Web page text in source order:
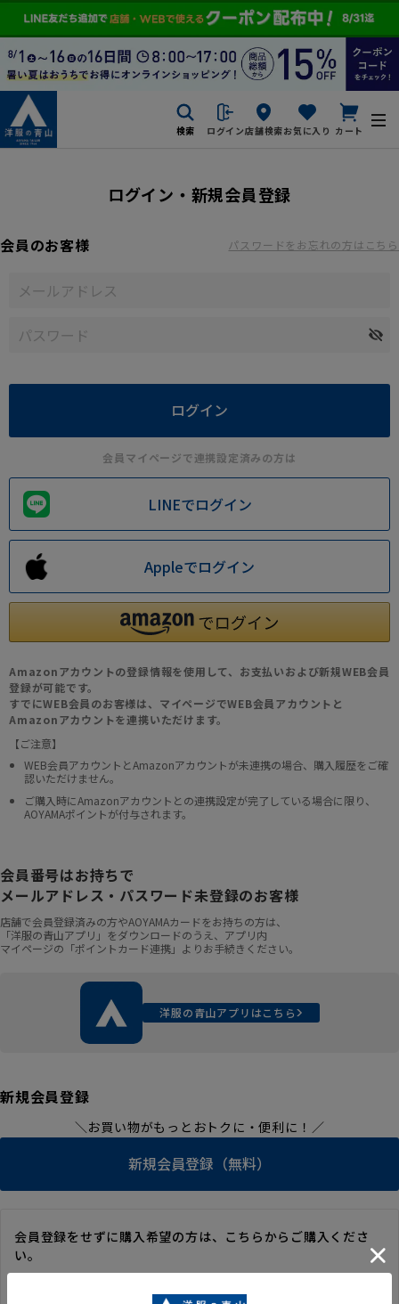
検索 ログイン店舗検索お気に入り カート
ログイン・新規会員登録
会員のお客様 パスワードをお忘れの方はこちら
会員マイページで連携設定済みの方は
LINEでログイン
Appleでログイン
Amazonアカウントの登録情報を使用して、お支払いおよび新規WEB会員
登録が可能です。
すでにWEB会員のお客様は、マイページでWEB会員アカウントと
Amazonアカウントを連携いただけます。
【ご注意】
WEB会員アカウントとAmazonアカウントが未連携の場合、購入履歴をご確
認いただけません。
ご購入時にAmazonアカウントとの連携設定が完了している場合に限り、
AOYAMAポイントが付与されます。
会員番号はお持ちで
メールアドレス・パスワード未登録のお客様
店舗で会員登録済みの方やAOYAMAカードをお持ちの方は、
「洋服の青山アプリ」をダウンロードのうえ、アプリ内
マイページの「ポイントカード連携」よりお手続きください。
洋服の青山アプリはこちら
新規会員登録
＼お買い物がもっとおトクに・便利に！／
新規会員登録（無料）
会員登録をせずに購入希望の方は、こちらからご購入くださ
い。
毎回のご注文時に入力いただく必要があります。